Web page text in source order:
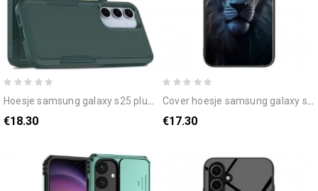
hoesje samsung galaxy s25 plus 5g robuust
€18.30
cover hoesje samsung galaxy s25 plus 5g telefoonhoesje gekroonde leeuw
€17.30